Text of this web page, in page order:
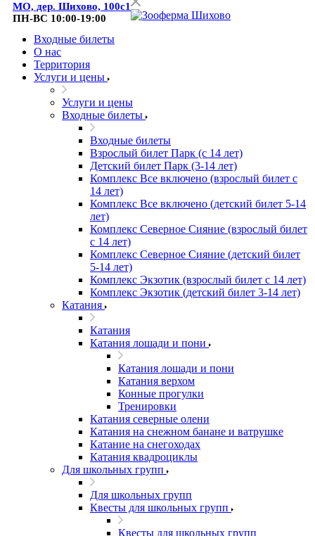
МО, дер. Шихово, 100с1
ПН-ВС 10:00-19:00
Входные билеты
О нас
Территория
Услуги и цены
Услуги и цены
Входные билеты
Входные билеты
Взрослый билет Парк (с 14 лет)
Детский билет Парк (3-14 лет)
Комплекс Все включено (взрослый билет с
14 лет)
Комплекс Все включено (детский билет 5-14
лет)
Комплекс Северное Сияние (взрослый билет
с 14 лет)
Комплекс Северное Сияние (детский билет
5-14 лет)
Комплекс Экзотик (взрослый билет с 14 лет)
Комплекс Экзотик (детский билет 3-14 лет)
Катания
Катания
Катания лошади и пони
Катания лошади и пони
Катания верхом
Конные прогулки
Тренировки
Катания северные олени
Катания на снежном банане и ватрушке
Катание на снегоходах
Катания квадроциклы
Для школьных групп
Для школьных групп
Квесты для школьных групп
Квесты для школьных групп